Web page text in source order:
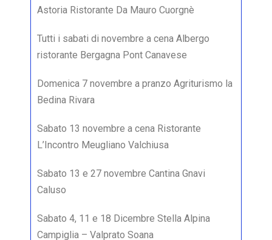
Astoria Ristorante Da Mauro Cuorgnè
Tutti i sabati di novembre a cena Albergo
ristorante Bergagna Pont Canavese
Domenica 7 novembre a pranzo Agriturismo la
Bedina Rivara
Sabato 13 novembre a cena Ristorante
L’Incontro Meugliano Valchiusa
Sabato 13 e 27 novembre Cantina Gnavi
Caluso
Sabato 4, 11 e 18 Dicembre Stella Alpina
Campiglia – Valprato Soana